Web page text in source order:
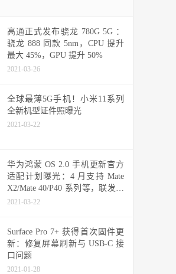
高通正式发布骁龙 780G 5G ：
骁龙 888 同款 5nm，CPU 提升
最大 45%，GPU 提升 50%
2021-03-26
全球最薄5G手机！小米11系列
全新机型证件照曝光
2021-03-22
华为鸿蒙 OS 2.0 手机更新官方
适配计划曝光：4 月支持 Mate
X2/Mate 40/P40 系列等，联发科
天玑机型可能无缘
2021-03-22
Surface Pro 7+ 获得首次固件更
新：修复屏幕刷新与 USB-C 接
口问题
2021-01-28